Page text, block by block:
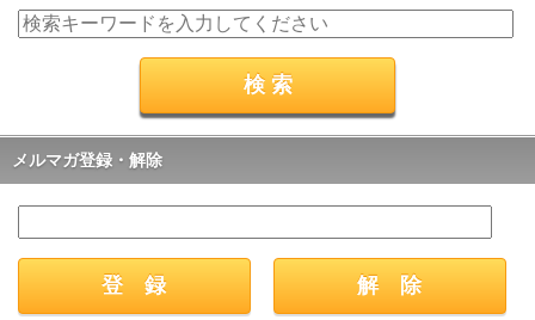
メルマガ登録・解除